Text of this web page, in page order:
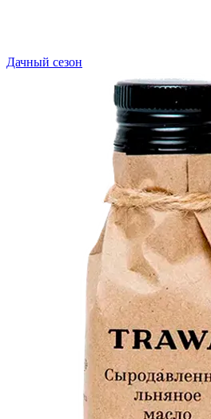
Дачный сезон